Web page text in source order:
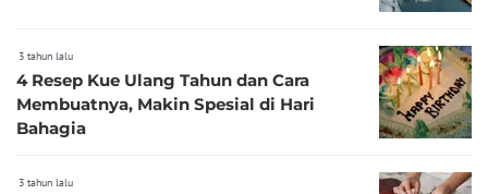
3 tahun lalu
4 Resep Kue Ulang Tahun dan Cara
Membuatnya, Makin Spesial di Hari
Bahagia
3 tahun lalu